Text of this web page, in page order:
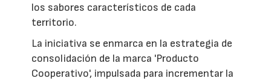
los sabores característicos de cada
territorio.
La iniciativa se enmarca en la estrategia de
consolidación de la marca 'Producto
Cooperativo', impulsada para incrementar la